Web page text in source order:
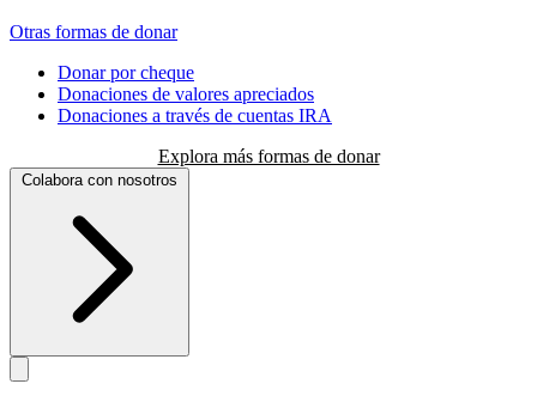
Otras formas de donar
Donar por cheque
Donaciones de valores apreciados
Donaciones a través de cuentas IRA
Explora más formas de donar
Colabora con nosotros